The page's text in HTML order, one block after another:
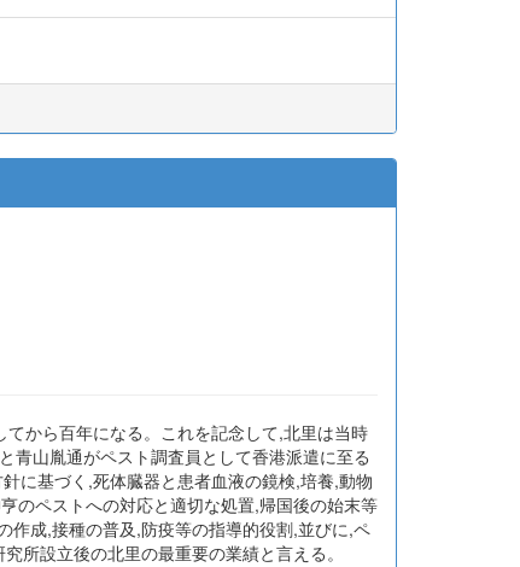
から百年になる。これを記念して,北里は当時
青山胤通がペスト調査員として香港派遣に至る
に基づく,死体臓器と患者血液の鏡検,培養,動物
のペストへの対応と適切な処置,帰国後の始末等
作成,接種の普及,防疫等の指導的役割,並びに,ペ
所設立後の北里の最重要の業績と言える。